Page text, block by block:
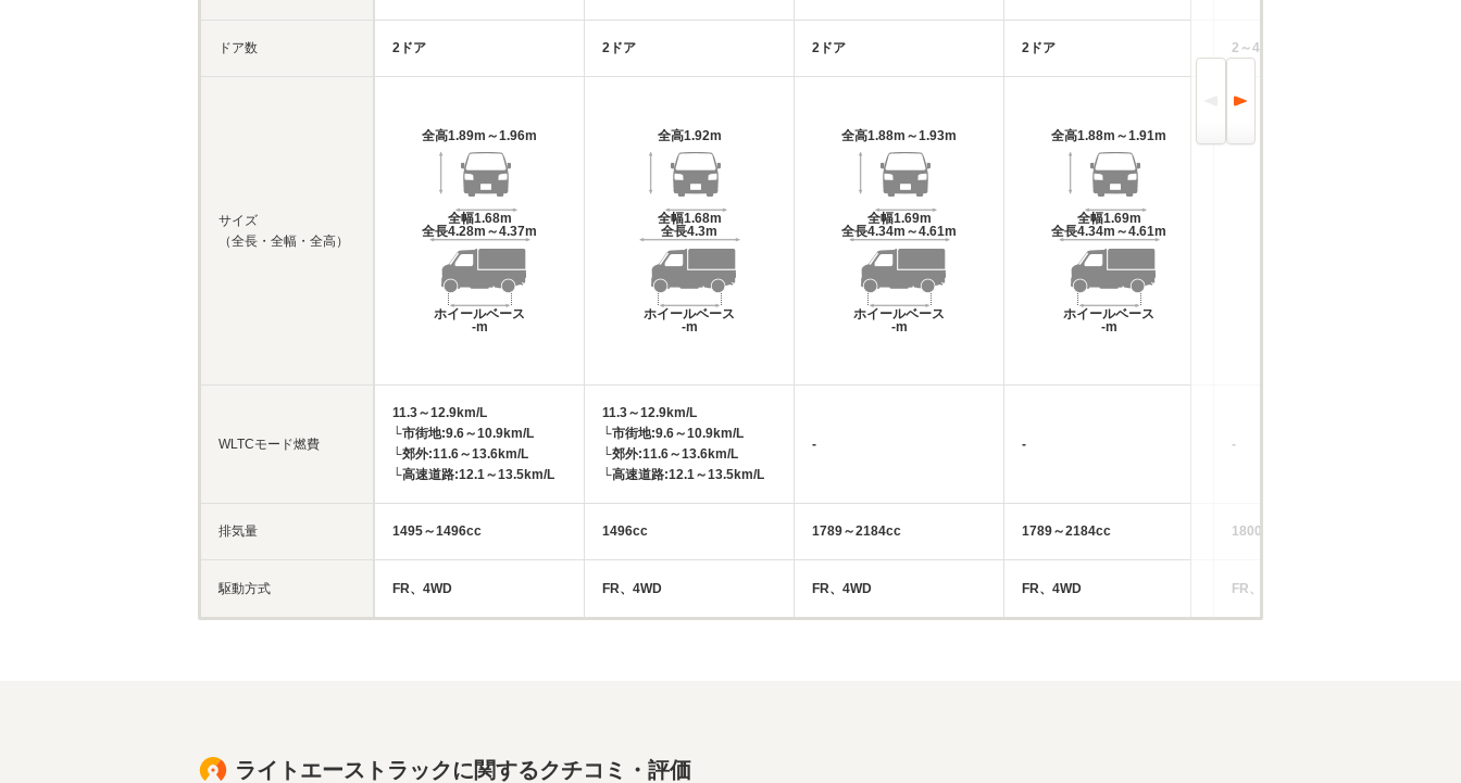
ドア数
サイズ
（全長・全幅・全高）
WLTCモード燃費
排気量
駆動方式
2ドア
全高1.89m～1.96m
全幅1.68m
全長4.28m～4.37m
ホイールベース
-m
11.3～12.9km/L
└市街地:9.6～10.9km/L
└郊外:11.6～13.6km/L
└高速道路:12.1～13.5km/L
1495～1496cc
FR、4WD
2ドア
全高1.92m
全幅1.68m
全長4.3m
ホイールベース
-m
11.3～12.9km/L
└市街地:9.6～10.9km/L
└郊外:11.6～13.6km/L
└高速道路:12.1～13.5km/L
1496cc
FR、4WD
2ドア
全高1.88m～1.93m
全幅1.69m
全長4.34m～4.61m
ホイールベース
-m
-
1789～2184cc
FR、4WD
2ドア
全高1.88m～1.91m
全幅1.69m
全長4.34m～4.61m
ホイールベース
-m
-
1789～2184cc
FR、4WD
2～4ドア
-
1800～2800cc
FR、4WD
ライトエーストラックに関するクチコミ・評価